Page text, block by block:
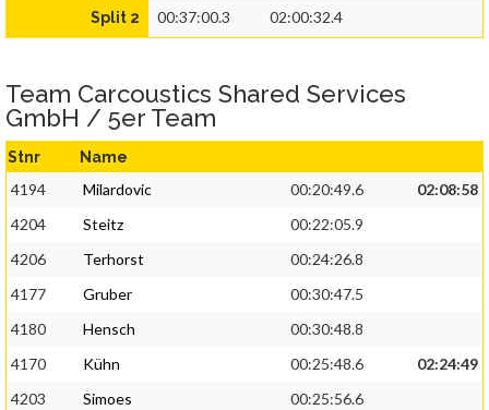
Split 2 00:37:00.3 02:00:32.4
Team Carcoustics Shared Services
GmbH / 5er Team
Stnr Name
4194 Milardovic 00:20:49.6
02:08:58
4204
Steitz
00:22:05.9
4206
Terhorst
00:24:26.8
4177
Gruber
00:30:47.5
4180
Hensch
00:30:48.8
4170
Kühn 00:25:48.6
02:24:49
4203
Simoes
00:25:56.6